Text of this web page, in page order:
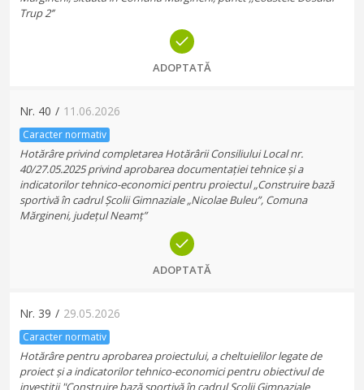
Trup 2’’
ADOPTATĂ
Nr. 40 / 11.06.2026
Caracter normativ
Hotărâre privind completarea Hotărârii Consiliului Local nr.
40/27.05.2025 privind aprobarea documentației tehnice și a
indicatorilor tehnico-economici pentru proiectul „Construire bază
sportivă în cadrul Școlii Gimnaziale „Nicolae Buleu”, Comuna
Mărgineni, județul Neamț”
ADOPTATĂ
Nr. 39 / 29.05.2026
Caracter normativ
Hotărâre pentru aprobarea proiectului, a cheltuielilor legate de
proiect și a indicatorilor tehnico-economici pentru obiectivul de
investiții "Construire bază sportivă în cadrul Școlii Gimnaziale